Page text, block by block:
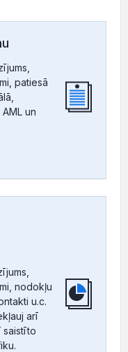
patiesā
un
nodokļu
u.c.
arī
saistīto